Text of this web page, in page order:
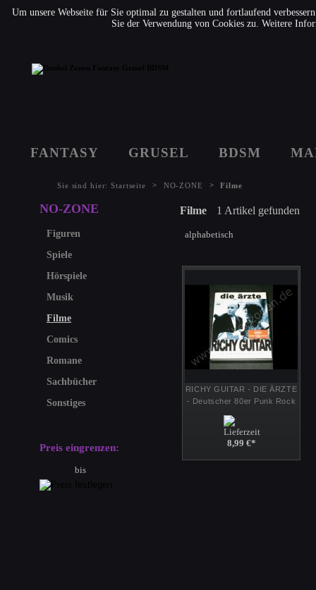
Um unsere Webseite für Sie optimal zu gestalten und fortlaufend
Sie der Verwendung von Cookies zu. Weitere
FANTASY GRUSEL BDSM
Sie sind hier:Startseite > NO-ZONE > Filme
Filme 1 Artikel gefunden
alphabetisch
RICHY GUITAR - DIE ÄRZTE
- Deutscher 80er Punk Rock
8,99 €*
NO-ZONE
Figuren
Spiele
Hörspiele
Musik
Filme
Comics
Romane
Sachbücher
Sonstiges
Preis eingrenzen:
bis